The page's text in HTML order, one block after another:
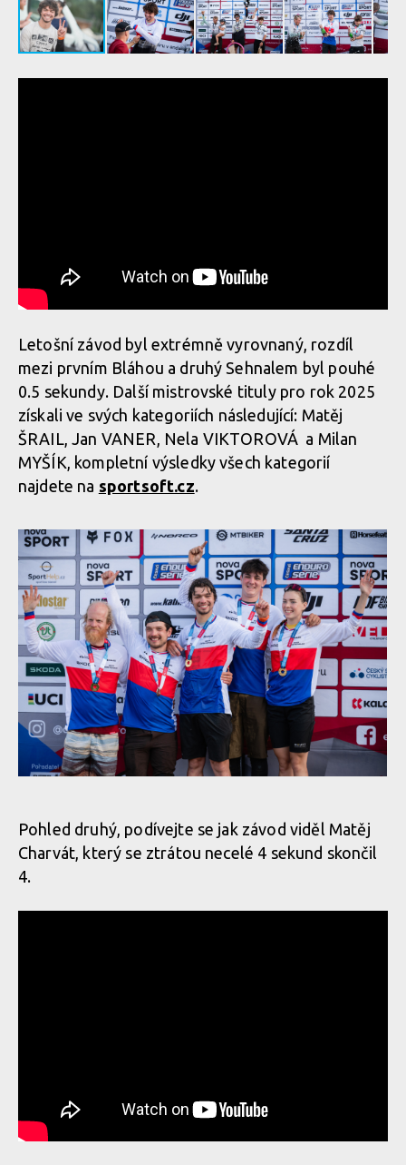
Letošní závod byl extrémně vyrovnaný, rozdíl
mezi prvním Bláhou a druhý Sehnalem byl pouhé
0.5 sekundy. Další mistrovské tituly pro rok 2025
získali ve svých kategoriích následující: Matěj
ŠRAIL, Jan VANER, Nela VIKTOROVÁ a Milan
MYŠÍK, kompletní výsledky všech kategorií
najdete na sportsoft.cz.
Vojta Bláha mistrem ČR v enduru
Pohled druhý, podívejte se jak závod viděl Matěj
Charvát, který se ztrátou necelé 4 sekund skončil
4.